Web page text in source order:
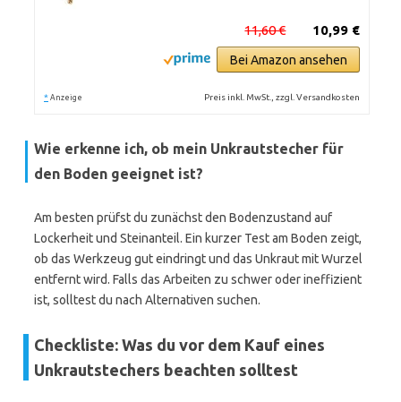
10,99 €
11,60 €
Bei Amazon ansehen
* Anzeige Preis inkl. MwSt., zzgl. Versandkosten
Wie erkenne ich, ob mein Unkrautstecher für
den Boden geeignet ist?
Am besten prüfst du zunächst den Bodenzustand auf
Lockerheit und Steinanteil. Ein kurzer Test am Boden zeigt,
ob das Werkzeug gut eindringt und das Unkraut mit Wurzel
entfernt wird. Falls das Arbeiten zu schwer oder ineffizient
ist, solltest du nach Alternativen suchen.
Checkliste: Was du vor dem Kauf eines
Unkrautstechers beachten solltest